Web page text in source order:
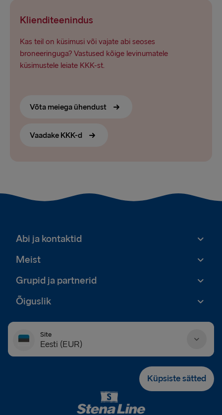
Klienditeenindus
Kas teil on küsimusi või vajate abi seoses
broneeringuga? Vastused kõige levinumatele
küsimustele leiate KKK-st.
Võta meiega ühendust
Vaadake KKK-d
Abi ja kontaktid
Meist
Grupid ja partnerid
Õiguslik
Site
Eesti (EUR)
Küpsiste sätted